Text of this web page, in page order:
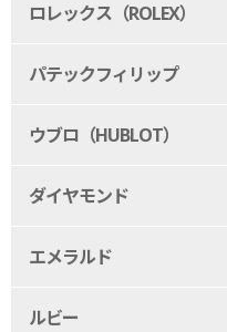
ロレックス（ROLEX）
パテックフィリップ
ウブロ（HUBLOT）
ダイヤモンド
エメラルド
ルビー